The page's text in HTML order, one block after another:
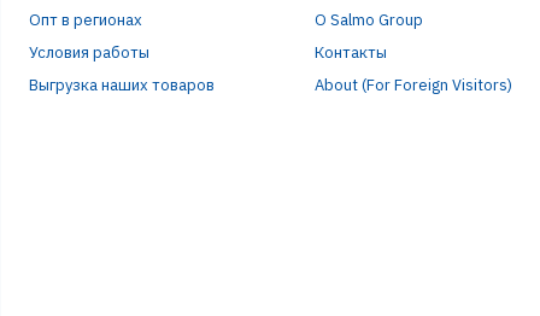
Опт в регионах
Условия работы
Выгрузка наших товаров
О Salmo Group
Контакты
About (For Foreign Visitors)